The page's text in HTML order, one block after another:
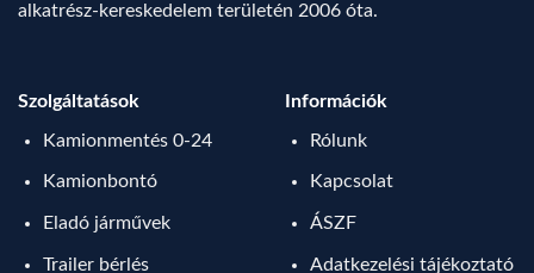
alkatrész-kereskedelem területén 2006 óta.
Szolgáltatások
Kamionmentés 0-24
Kamionbontó
Eladó járművek
Trailer bérlés
Információk
Rólunk
Kapcsolat
ÁSZF
Adatkezelési tájékoztató